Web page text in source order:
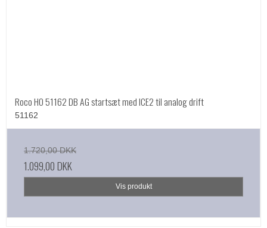
Roco HO 51162 DB AG startsæt med ICE2 til analog drift
51162
1.720,00 DKK
1.099,00 DKK
Vis produkt